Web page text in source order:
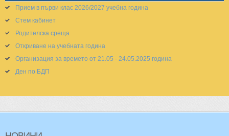
Прием в първи клас 2026/2027 учебна година
Стем кабинет
Родителска среща
Откриване на учебната година
Организация за времето от 21.05 - 24.05.2025 година
Ден по БДП